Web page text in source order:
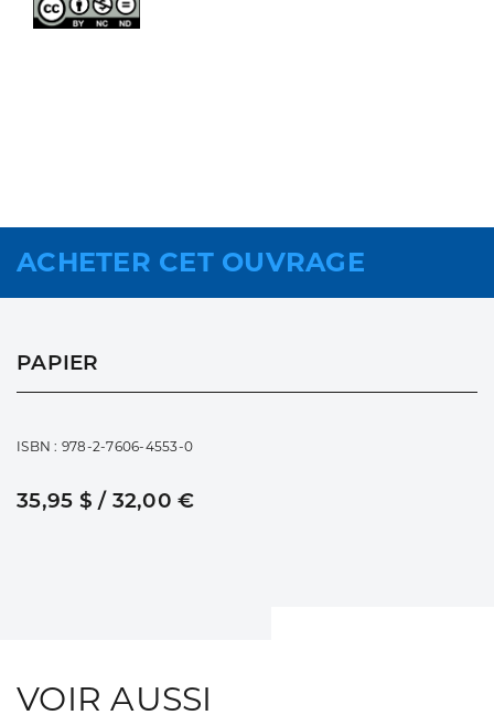
ACHETER CET OUVRAGE
PAPIER
ISBN : 978-2-7606-4553-0
35,95 $ / 32,00 €
VOIR AUSSI